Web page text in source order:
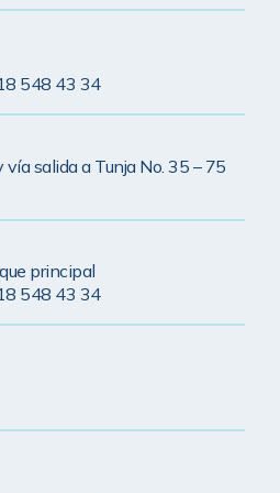
548 43 34
salida a Tunja No. 35 – 75
principal
548 43 34